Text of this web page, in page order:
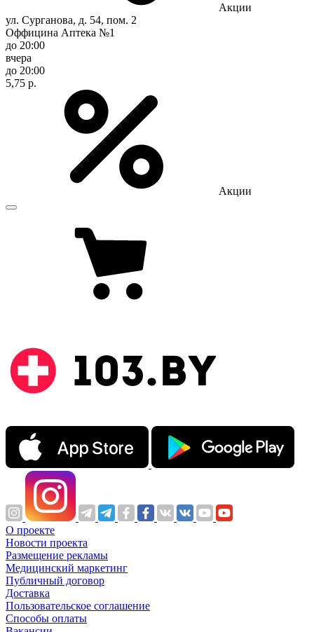
Акции
ул. Сурганова, д. 54, пом. 2
Оффицина Аптека №1
до 20:00
вчера
до 20:00
5,75 р.
Акции
О проекте
Новости проекта
Размещение рекламы
Медицинский маркетинг
Публичный договор
Доставка
Пользовательское соглашение
Способы оплаты